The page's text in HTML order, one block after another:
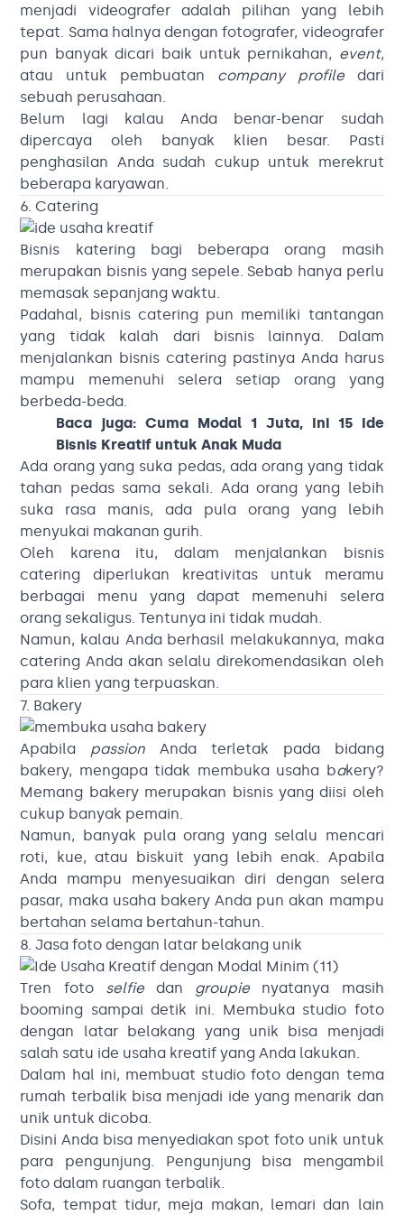
menjadi videografer adalah pilihan yang lebih
tepat. Sama halnya dengan fotografer, videografer
pun banyak dicari baik untuk pernikahan, event,
atau untuk pembuatan company profiledari
sebuah perusahaan.
Belum lagi kalau Anda benar-benar sudah
dipercaya oleh banyak klien besar. Pasti
penghasilan Anda sudah cukup untuk merekrut
beberapa karyawan.
6. Catering
Bisnis katering bagi beberapa orang masih
merupakan bisnis yang sepele. Sebab hanya perlu
memasak sepanjang waktu.
Padahal, bisnis catering pun memiliki tantangan
yang tidak kalah dari bisnis lainnya. Dalam
menjalankan bisnis catering pastinya Anda harus
mampu memenuhi selera setiap orang yang
berbeda-beda.
Baca juga:Cuma Modal 1 Juta, Ini 15 Ide
Bisnis Kreatif untuk Anak Muda
Ada orang yang suka pedas, ada orang yang tidak
tahan pedas sama sekali. Ada orang yang lebih
suka rasa manis, ada pula orang yang lebih
menyukai makanan gurih.
Oleh karena itu, dalam menjalankan bisnis
catering diperlukan kreativitas untuk meramu
berbagai menu yang dapat memenuhi selera
orang sekaligus. Tentunya ini tidak mudah.
Namun, kalau Anda berhasil melakukannya, maka
catering Anda akan selalu direkomendasikan oleh
para klien yang terpuaskan.
7. Bakery
Apabila passion Anda terletak pada bidang
bakery, mengapa tidak membuka usaha bakery?
Memang bakery merupakan bisnis yang diisi oleh
cukup banyak pemain.
Namun, banyak pula orang yang selalu mencari
roti, kue, atau biskuit yang lebih enak. Apabila
Anda mampu menyesuaikan diri dengan selera
pasar, maka usaha bakery Anda pun akan mampu
bertahan selama bertahun-tahun.
8. Jasa foto dengan latar belakang unik
Tren foto selfiedan groupie nyatanya masih
booming sampai detik ini. Membuka studio foto
dengan latar belakang yang unik bisa menjadi
salah satu ide usaha kreatif yang Anda lakukan.
Dalam hal ini, membuat studio foto dengan tema
rumah terbalik bisa menjadi ide yang menarik dan
unik untuk dicoba.
Disini Anda bisa menyediakan spot foto unik untuk
para pengunjung. Pengunjung bisa mengambil
foto dalam ruangan terbalik.
Sofa, tempat tidur, meja makan, lemari dan lain